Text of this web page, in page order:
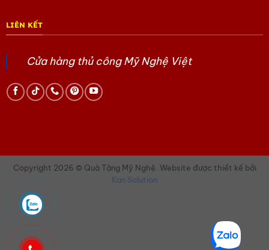
LIÊN KẾT
Cửa hàng thủ công Mỹ Nghệ Việt
Copyright 2026 © Quà Tặng Mỹ Nghệ. Website được thiết kế bởi
Kan Solution